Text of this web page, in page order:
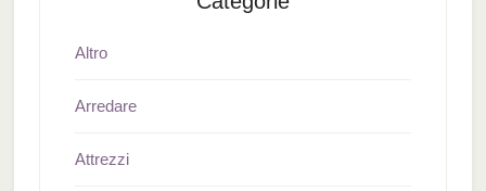
Altro
Arredare
Attrezzi